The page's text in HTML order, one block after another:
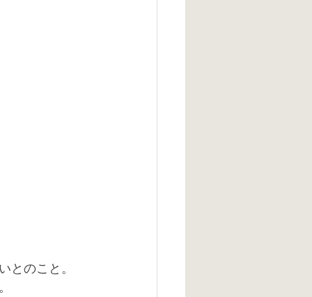
のこと。